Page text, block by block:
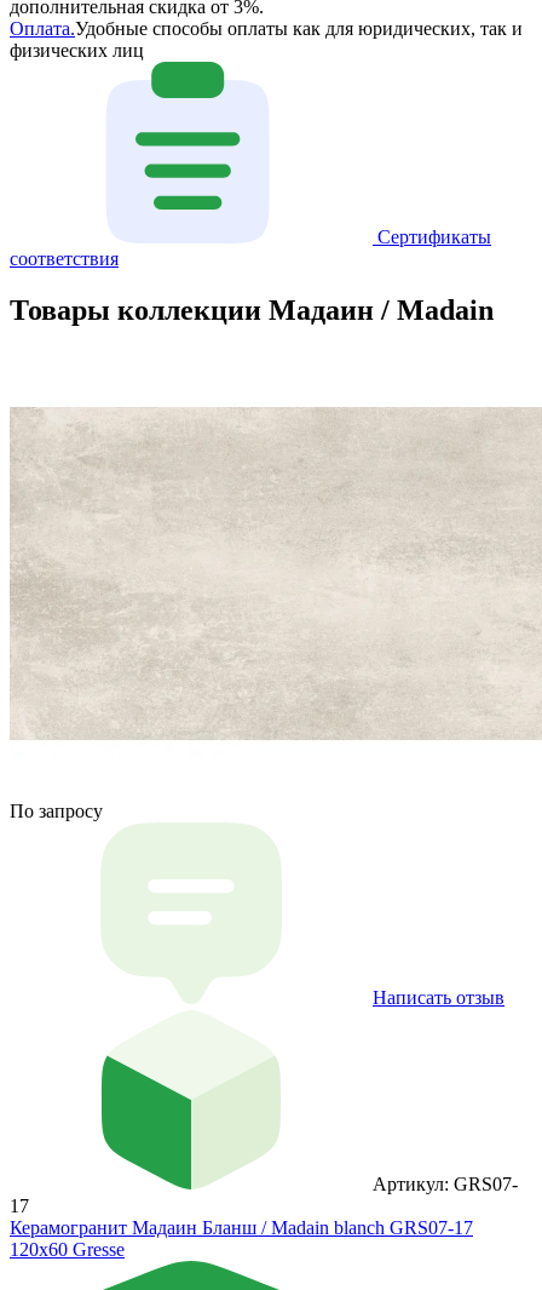
дополнительная скидка от 3%.
Оплата.Удобные способы оплаты как для юридических, так и
физических лиц
Сертификаты
соответствия
Товары коллекции Мадаин / Madain
По запросу
Написать отзыв
Артикул: GRS07-
17
Керамогранит Мадаин Бланш / Madain blanch GRS07-17
120х60 Gresse